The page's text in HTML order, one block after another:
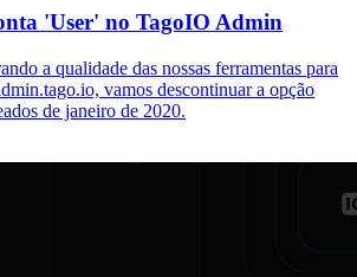
'User' no TagoIO Admin
a qualidade das nossas ferramentas para
vamos descontinuar a opção
de janeiro de 2020.